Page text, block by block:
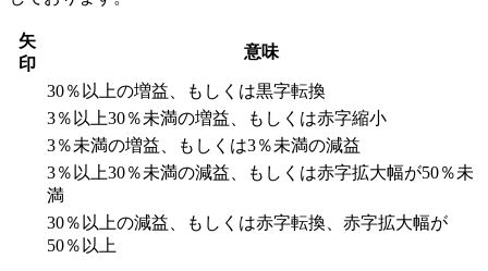
矢
印
意味
30％以上の増益、もしくは黒字転換
3％以上30％未満の増益、もしくは赤字縮小
3％未満の増益、もしくは3％未満の減益
3％以上30％未満の減益、もしくは赤字拡大幅が50％未
満
30％以上の減益、もしくは赤字転換、赤字拡大幅が
50％以上